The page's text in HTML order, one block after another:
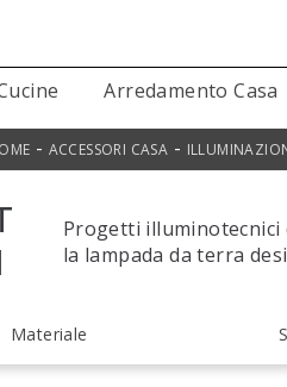
Arredamento Casa
- ACCESSORI CASA -
Progetti illuminotecnici
la lampada da terra
Materiale